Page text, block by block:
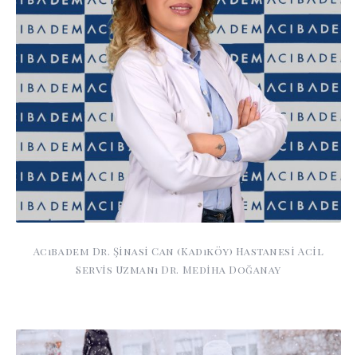
Acıbadem Dr. Şinasi Can (Kadıköy) Hastanesi Acil
Servis Uzmanı Dr. Mediha Doğanay